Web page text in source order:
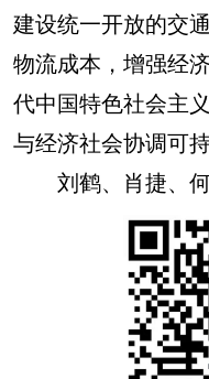
建设统一开放的交
物流成本，增强经
代中国特色社会主
与经济社会协调可持
刘鹤、肖捷、何